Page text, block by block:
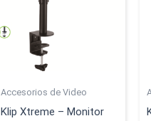
Accesorios de Video
Klip Xtreme – Monitor